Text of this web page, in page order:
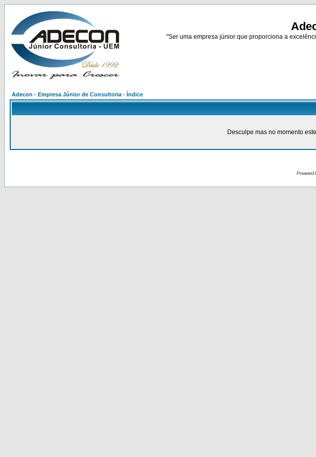
"Ser uma empresa júnior que proporciona a
Adecon - Empresa Júnior de Consultoria - Índice
Desculpe mas no momento
Powered